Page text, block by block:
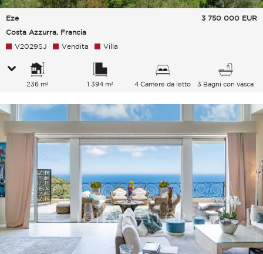
Eze
Costa Azzurra, Francia
3 750 000 EUR
V2029SJ Vendita Villa
236 m² 1 394 m² 4 Camere da letto 3 Bagni con vasca